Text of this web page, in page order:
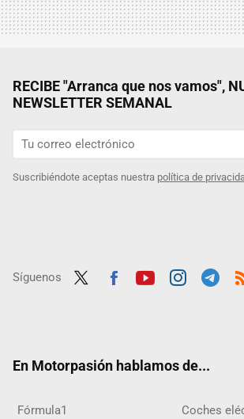
RECIBE "Arranca que nos vamos",
NEWSLETTER SEMANAL
Suscribiéndote aceptas nuestra política de
Síguenos
En Motorpasión hablamos de...
Fórmula1 Coches